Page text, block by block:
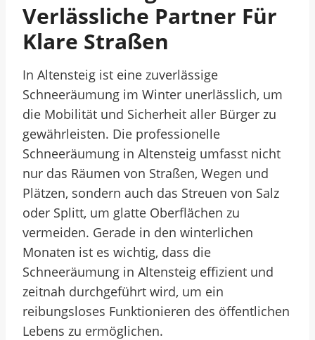
Verlässliche Partner Für
Klare Straßen
In Altensteig ist eine zuverlässige
Schneeräumung im Winter unerlässlich, um
die Mobilität und Sicherheit aller Bürger zu
gewährleisten. Die professionelle
Schneeräumung in Altensteig umfasst nicht
nur das Räumen von Straßen, Wegen und
Plätzen, sondern auch das Streuen von Salz
oder Splitt, um glatte Oberflächen zu
vermeiden. Gerade in den winterlichen
Monaten ist es wichtig, dass die
Schneeräumung in Altensteig effizient und
zeitnah durchgeführt wird, um ein
reibungsloses Funktionieren des öffentlichen
Lebens zu ermöglichen.